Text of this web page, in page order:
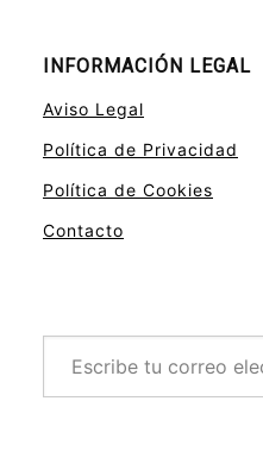
INFORMACIÓN LEGAL
Aviso Legal
Política de Privacidad
Política de Cookies
Contacto
Escribe tu correo electrónico…